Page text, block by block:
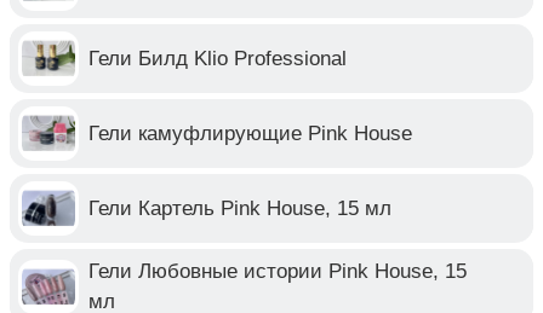
Гели Билд Klio Professional
Гели камуфлирующие Pink House
Гели Картель Pink House, 15 мл
Гели Любовные истории Pink House, 15
мл